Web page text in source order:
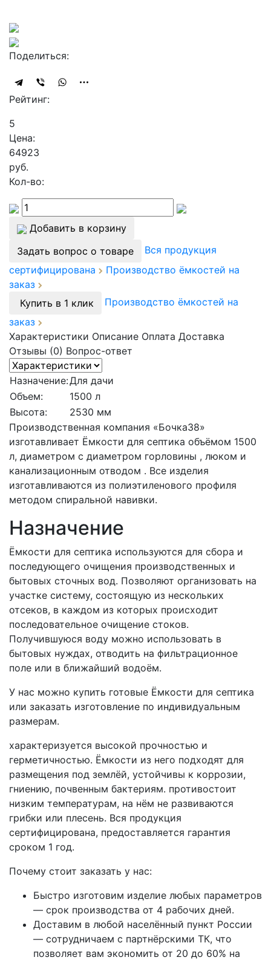
Поделиться:
Рейтинг:
5
Цена:
64923
руб.
Кол-во:
Добавить в корзину
Задать вопрос о товаре
Вся продукция
сертифицирована
Производство ёмкостей на
заказ
Купить в 1 клик
Производство ёмкостей на
заказ
Характеристики Описание Оплата Доставка
Отзывы (0) Вопрос-ответ
Назначение:Для дачи
Объем:
1500 л
Высота:
2530 мм
Производственная компания «Бочка38»
изготавливает Ёмкости для септика объёмом 1500
л, диаметром с диаметром горловины , люком и
канализационным отводом . Все изделия
изготавливаются из полиэтиленового профиля
методом спиральной навивки.
Назначение
Ёмкости для септика используются для сбора и
последующего очищения производственных и
бытовых сточных вод. Позволяют организовать на
участке систему, состоящую из нескольких
отсеков, в каждом из которых происходит
последовательное очищение стоков.
Получившуюся воду можно использовать в
бытовых нуждах, отводить на фильтрационное
поле или в ближайший водоём.
У нас можно купить готовые Ёмкости для септика
или заказать изготовление по индивидуальным
размерам.
характеризуется высокой прочностью и
герметичностью. Ёмкости из него подходят для
размещения под землёй, устойчивы к коррозии,
гниению, почвенным бактериям. противостоит
низким температурам, на нём не развиваются
грибки или плесень. Вся продукция
сертифицирована, предоставляется гарантия
сроком 1 год.
Почему стоит заказать у нас:
Быстро изготовим изделие любых параметров
— срок производства от 4 рабочих дней.
Доставим в любой населённый пункт России
— сотрудничаем с партнёрскими ТК, что
позволяет вам экономить от 20 до 60% на